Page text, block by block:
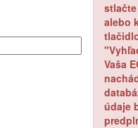
stlačte
alebo
Vaša
údaje